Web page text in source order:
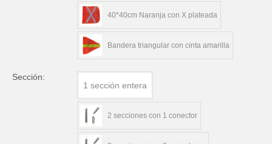
40*40cm Naranja con X plateada
Bandera triangular con cinta amarilla
Sección:
1 sección entera
2 secciones con 1 conector